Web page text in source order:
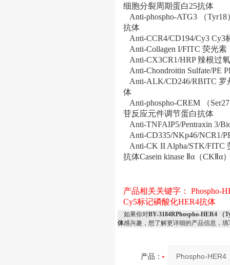
细胞分裂周期蛋白25抗体
Anti-phospho-ATG3 （
抗体
Anti-CCR4/CD194/Cy3
Anti-Collagen I/FITC 荧光
Anti-CX3CR1/HRP 辣根过
Anti-Chondroitin Sulfate/
Anti-ALK/CD246/RBITC 罗
体
Anti-phospho-CREM （
苷反应元件调节蛋白抗体
Anti-TNFAIP5/Pentraxin 3/
Anti-CD335/NKp46/NCR1/
Anti-CK II Alpha/STK/FITC
抗体Casein kinase Ⅱα（
产品相关关键字： Phospho-
Cy5标记磷酸化HER4抗体
如果你对BY-3184RPhospho-HER4 （
体感兴趣，想了解更详细的产品信息，
产品：